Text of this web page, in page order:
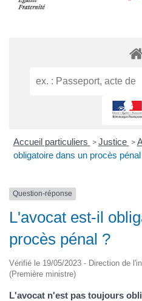
Accueil particuliers > Justice >
obligatoire dans un procès
Question-réponse
L'avocat est-il
procès pénal ?
Vérifié le 19/05/2023 - Direction de
(Première ministre)
L'avocat n'est pas toujours